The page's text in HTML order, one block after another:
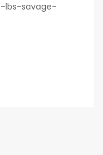
savage-